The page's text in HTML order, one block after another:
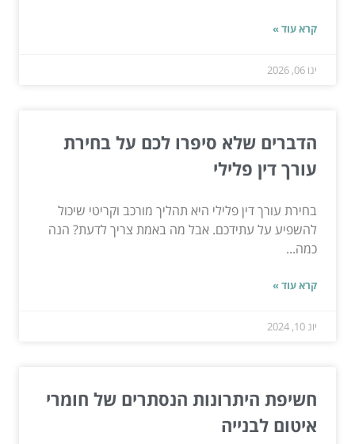
קרא עוד »
ינו 06, 2026
הדברים שלא סיפרו לכם על בחירת
עורך דין פלילי
בחירת עורך דין פלילי היא תהליך מורכב וקריטי שיכול
להשפיע על עתידכם. אבל מה באמת צריך לדעת? הנה
כמה...
קרא עוד »
יונ 10, 2024
חשיפת היתרונות הנסתרים של חומרי
איטום לבנייה